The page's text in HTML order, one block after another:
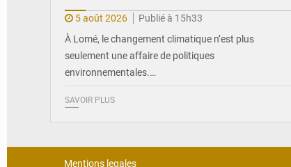
5 août 2026
Publié à 15h33
À Lomé, le changement climatique n’est plus
seulement une affaire de politiques
environnementales.…
SAVOIR PLUS
Mentions legales